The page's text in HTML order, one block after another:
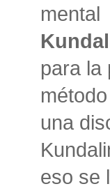
mental
para la
una
eso se